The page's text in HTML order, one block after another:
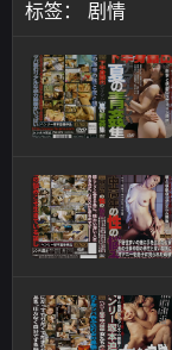
标签： 剧情